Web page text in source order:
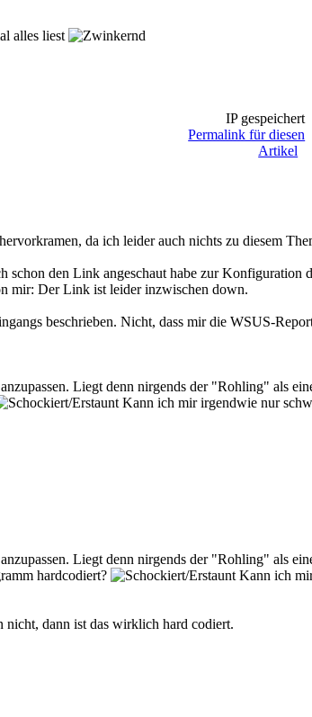
alles liest
IP gespeichert
Permalink für diesen
Artikel
da ich leider auch nichts zu diesem
schon den Link angeschaut habe zur
mir: Der Link ist leider inzwischen down.
beschrieben. Nicht, dass mir die WSUS-
Liegt denn nirgends der "Rohling" als
Kann ich mir irgendwie nur
Liegt denn nirgends der "Rohling" als
hardcodiert?
Kann ich
dann ist das wirklich hard codiert.